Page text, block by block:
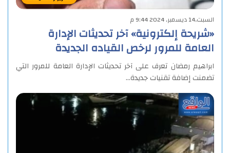
السبت,14 ديسمبر, 2024 9:44 م
«شريحة إلكترونية» آخر تحديثات الإدارة
العامة للمرور لرخص القياده الجديدة
ابراهيم رمضان تعرف على آخر تحديثات الإدارة العامة للمرور التي
تضمنت إضافة تقنيات جديدة…